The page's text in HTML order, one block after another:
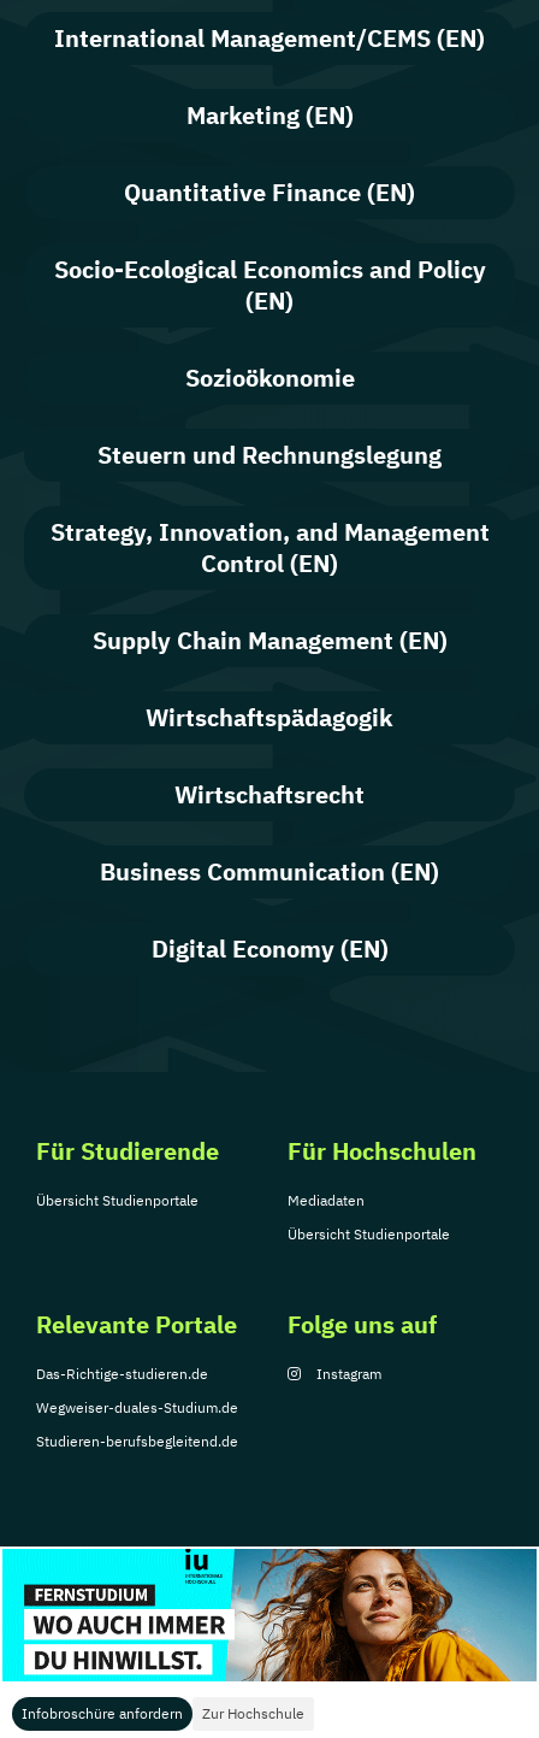
Infobroschüre anfordern Zur Hochschule
International Management/CEMS (EN)
Marketing (EN)
Quantitative Finance (EN)
Socio-Ecological Economics and Policy
(EN)
Sozioökonomie
Steuern und Rechnungslegung
Strategy, Innovation, and Management
Control (EN)
Supply Chain Management (EN)
Wirtschaftspädagogik
Wirtschaftsrecht
Business Communication (EN)
Digital Economy (EN)
Für Studierende
Übersicht Studienportale
Für Hochschulen
Mediadaten
Übersicht Studienportale
Relevante Portale
Das-Richtige-studieren.de
Wegweiser-duales-Studium.de
Studieren-berufsbegleitend.de
Folge uns auf
Instagram
© Copyright 2026, TarGroup Media GmbH
Impressum
Über
uns
Datenschutzerklärung Nutzungsbedingungen